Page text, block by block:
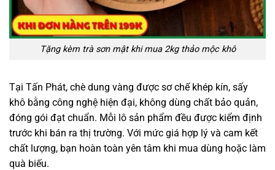
Tặng kèm trà sơn mật khi mua 2kg thảo mộc khô
Tại Tấn Phát, chè dung vàng được sơ chế khép kín, sấy
khô bằng công nghệ hiện đại, không dùng chất bảo quản,
đóng gói đạt chuẩn. Mỗi lô sản phẩm đều được kiểm định
trước khi bán ra thị trường. Với mức giá hợp lý và cam kết
chất lượng, bạn hoàn toàn yên tâm khi mua dùng hoặc làm
quà biếu.